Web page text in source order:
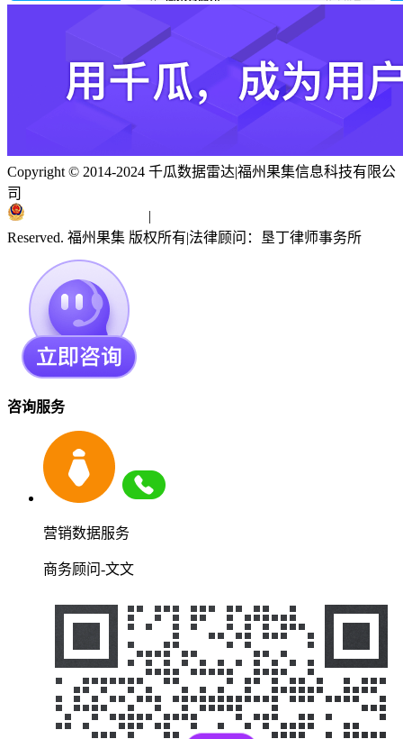
Copyright © 2014-2024 千瓜数据雷达|福州果集信息科技有限公
司
|
Reserved. 福州果集 版权所有|法律顾问：垦丁律师事务所
咨询服务
营销数据服务
商务顾问-文文